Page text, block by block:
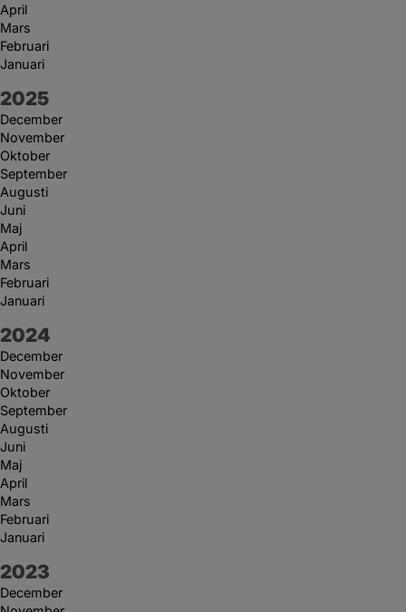
April
Mars
Februari
Januari
År:
2025
December
November
Oktober
September
Augusti
Juni
Maj
April
Mars
Februari
Januari
År:
2024
December
November
Oktober
September
Augusti
Juni
Maj
April
Mars
Februari
Januari
År:
2023
December